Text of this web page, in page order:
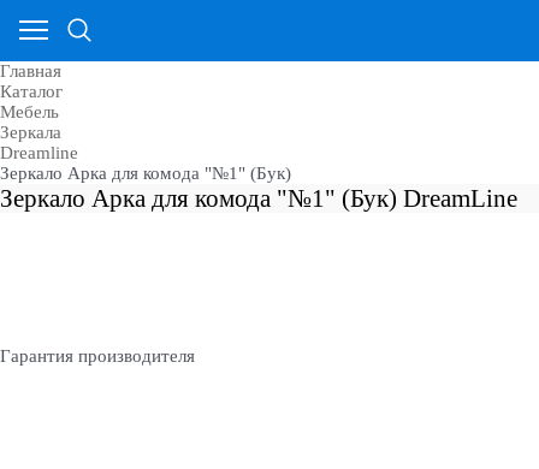
Главная
Каталог
Мебель
Зеркала
Dreamline
Зеркало Арка для комода "№1" (Бук)
Зеркало Арка для комода "№1" (Бук) DreamLine
Гарантия производителя